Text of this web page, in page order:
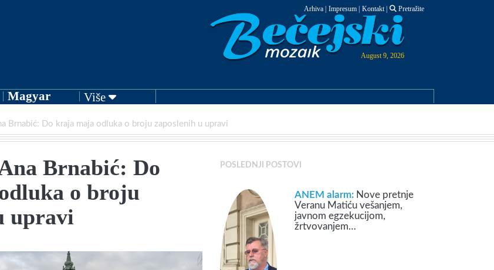
Arhiva Impresum Kontakt| Pretražite
August 9, 2026
Magyar Više
Brnabić: Do kraja maja odluka o broju zaposlenih u upravi
Brnabić: Do
o broju
upravi
POSLEDNJI POSTOVI
ANEM alarm: Nove pretnje
Veranu Matiću vešanjem,
javnom egzekucijom,
žrtvovanjem…